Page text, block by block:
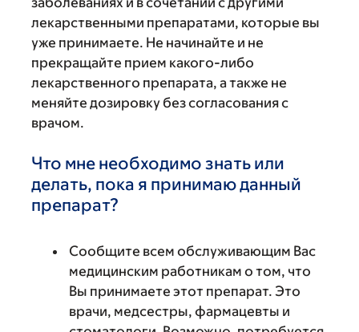
лекарственными препаратами, которые вы
уже принимаете. Не начинайте и не
прекращайте прием какого-либо
лекарственного препарата, а также не
меняйте дозировку без согласования с
врачом.
Что мне необходимо знать или
делать, пока я принимаю данный
препарат?
Сообщите всем обслуживающим Вас
медицинским работникам о том, что
Вы принимаете этот препарат. Это
врачи, медсестры, фармацевты и